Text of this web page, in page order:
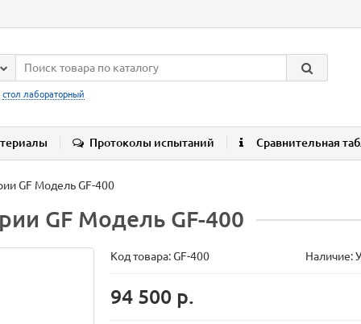
стол лабораторный
Протоколы испытаний Сравнительная
GF Модель GF-400
GF Модель GF-400
Код товара:GF-400 Наличие:
94 500 р.